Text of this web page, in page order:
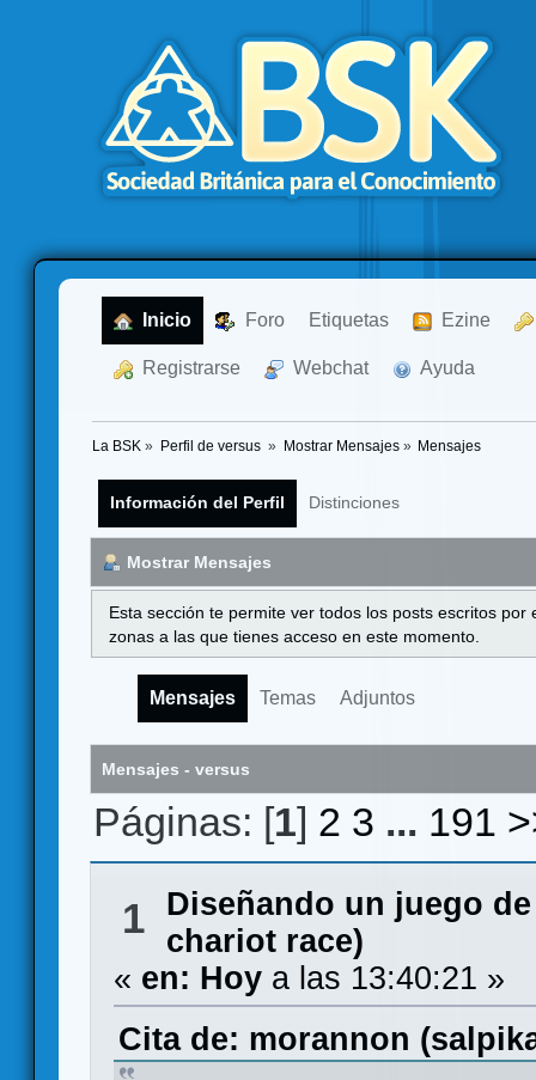
Inicio Foro Etiquetas Ezine
Registrarse Webchat Ayuda
La BSK » Perfil de versus » Mostrar Mensajes» Mensajes
Información del Perfil Distinciones
Mostrar Mensajes
Esta sección te permite ver todos los posts escritos
zonas a las que tienes acceso en este momento.
Mensajes Temas Adjuntos
Mensajes - versus
Páginas: [1] 2 3 ... 191
1
Diseñando un juego
chariot race)
« en: Hoy a las 13:40:21 »
Cita de: morannon